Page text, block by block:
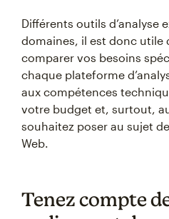
Différents outils d’analyse
domaines, il est donc utile
comparer vos besoins
chaque plateforme
aux compétences
votre budget et, surtout,
souhaitez poser au sujet
Web.
Tenez compte